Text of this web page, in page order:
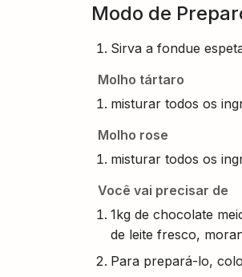
Modo de
Sirva a fondue
Molho tártaro
misturar todos os
Molho rose
misturar todos os
Você vai precisar de
1kg de chocolate
de leite fresco,
Para prepará-lo,